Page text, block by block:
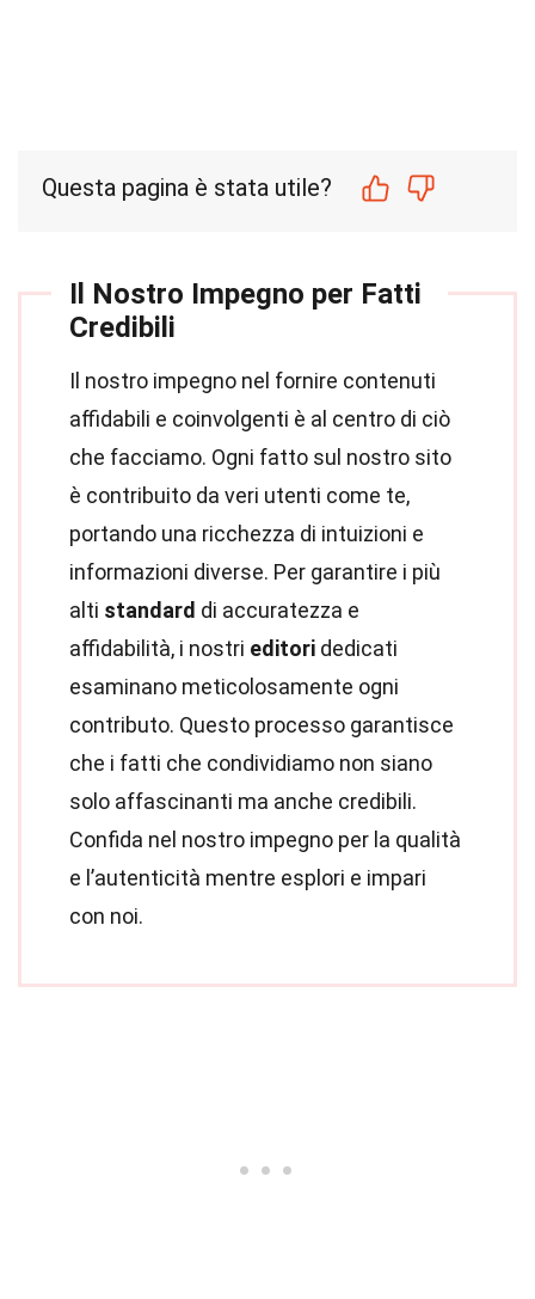
Questa pagina è stata utile?
Il Nostro Impegno per Fatti
Credibili
Il nostro impegno nel fornire contenuti
affidabili e coinvolgenti è al centro di ciò
che facciamo. Ogni fatto sul nostro sito
è contribuito da veri utenti come te,
portando una ricchezza di intuizioni e
informazioni diverse. Per garantire i più
alti standard di accuratezza e
affidabilità, i nostri editori dedicati
esaminano meticolosamente ogni
contributo. Questo processo garantisce
che i fatti che condividiamo non siano
solo affascinanti ma anche credibili.
Confida nel nostro impegno per la qualità
e l’autenticità mentre esplori e impari
con noi.